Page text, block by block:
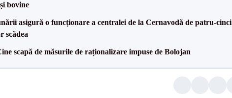
bovine
asigură o funcționare a centralei de la Cernavodă de patru-cinci
scădea
scapă de măsurile de raționalizare impuse de Bolojan